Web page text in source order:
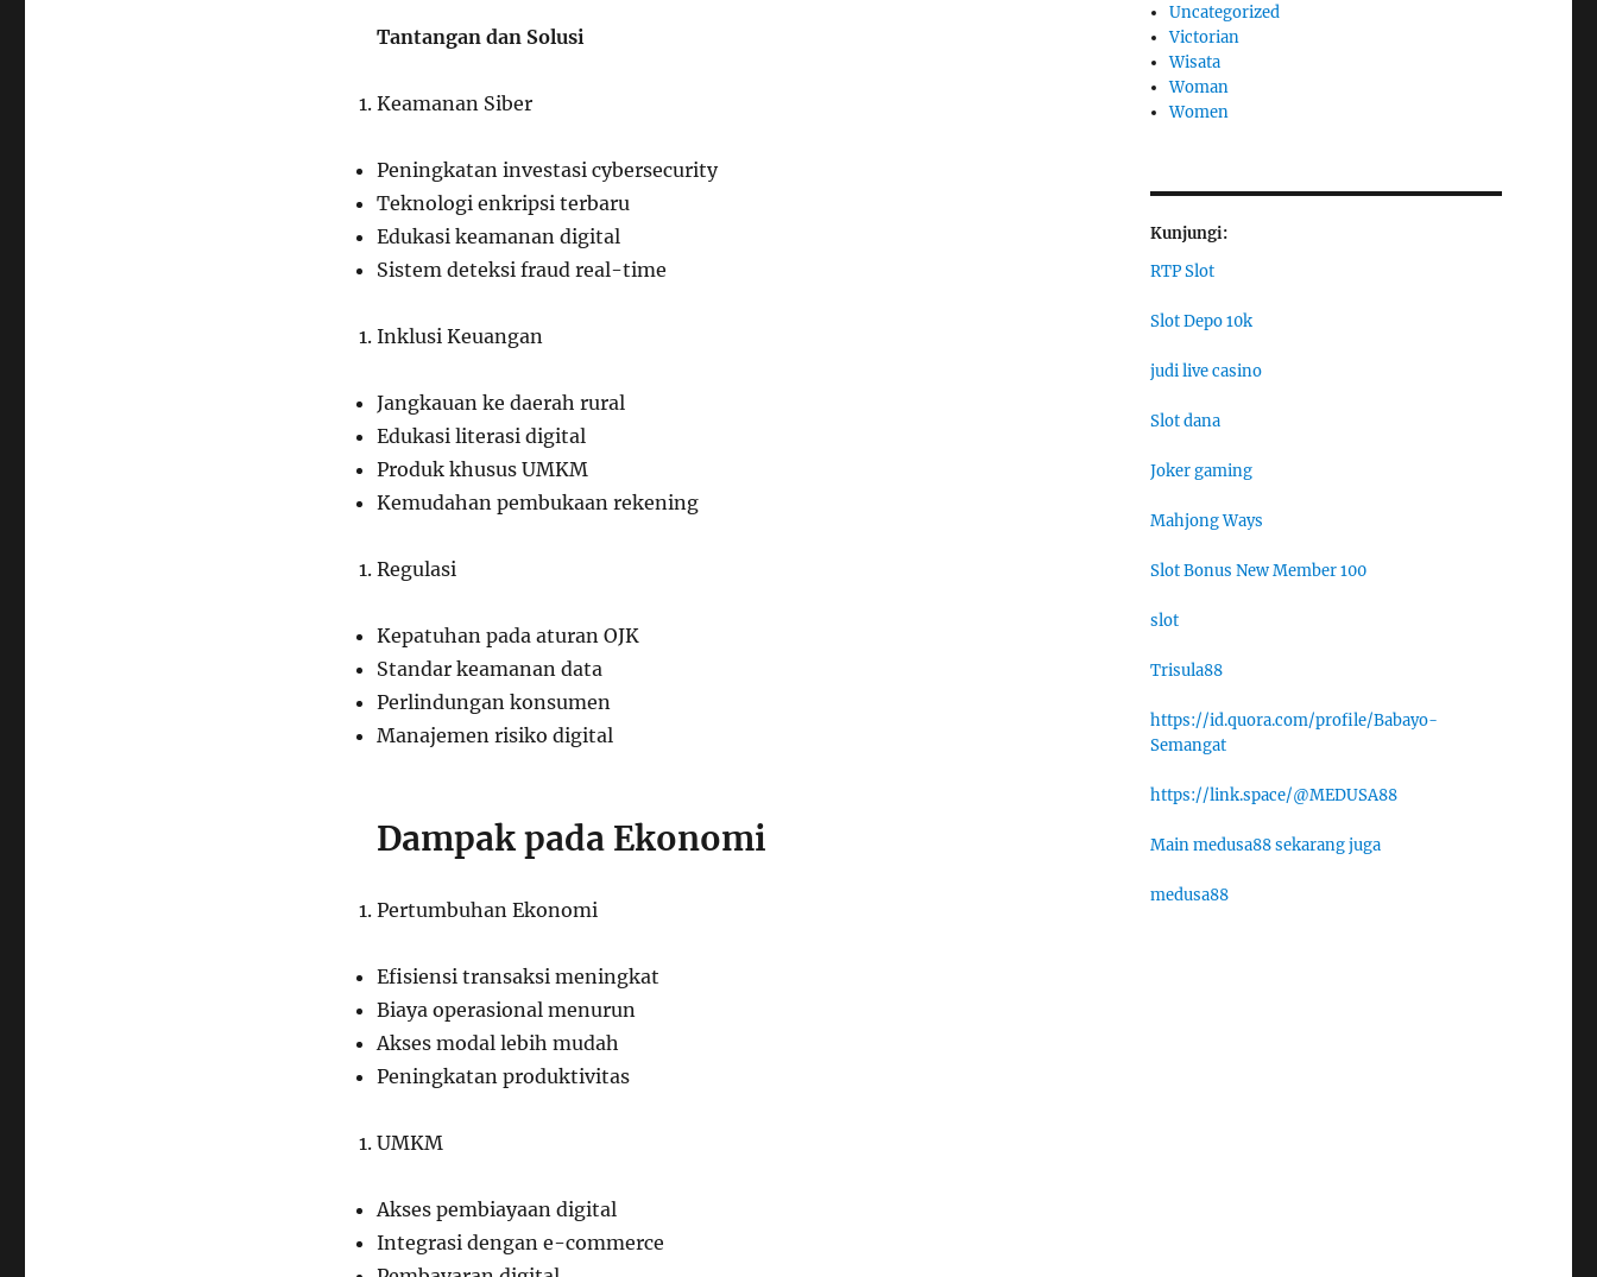
Tantangan dan Solusi
Keamanan Siber
Peningkatan investasi cybersecurity
Teknologi enkripsi terbaru
Edukasi keamanan digital
Sistem deteksi fraud real-time
Inklusi Keuangan
Jangkauan ke daerah rural
Edukasi literasi digital
Produk khusus UMKM
Kemudahan pembukaan rekening
Regulasi
Kepatuhan pada aturan OJK
Standar keamanan data
Perlindungan konsumen
Manajemen risiko digital
Dampak pada Ekonomi
Pertumbuhan Ekonomi
Efisiensi transaksi meningkat
Biaya operasional menurun
Akses modal lebih mudah
Peningkatan produktivitas
UMKM
Akses pembiayaan digital
Integrasi dengan e-commerce
Uncategorized
Victorian
Wisata
Woman
Women
Kunjungi:
RTP Slot
Slot Depo 10k
judi live casino
Slot dana
Joker gaming
Mahjong Ways
Slot Bonus New Member 100
slot
Trisula88
https://id.quora.com/profile/Babayo-
Semangat
https://link.space/@MEDUSA88
Main medusa88 sekarang juga
medusa88